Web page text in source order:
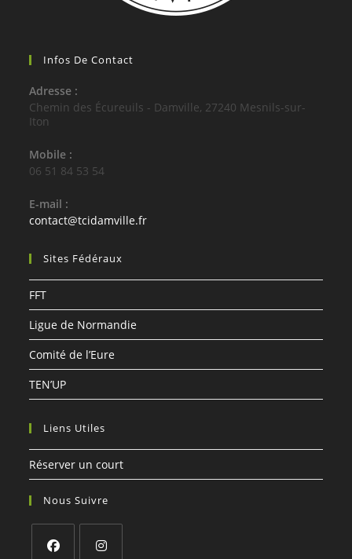
Infos De Contact
Adresse :
Chemin des Écureuils - Damville, 27240 Mesnils-sur-
Iton
Mobile :
06 51 84 53 54
E-mail :
contact@tcidamville.frS’ouvre
Sites Fédéraux
FFT
Ligue de Normandie
Comité de l’Eure
TEN’UP
Liens Utiles
Réserver un court
Nous Suivre